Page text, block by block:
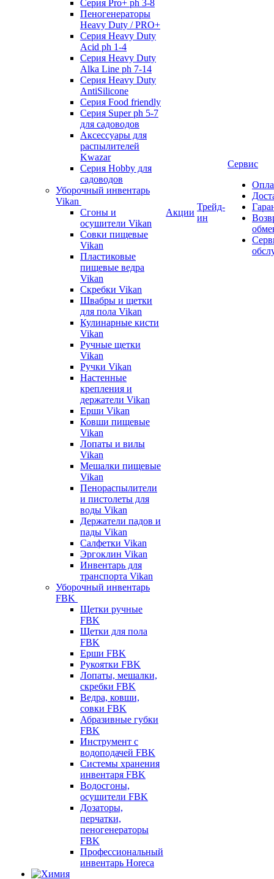
Серия Pro+ ph 3-8
Пеногенераторы
Heavy Duty / PRO+
Серия Heavy Duty
Acid ph 1-4
Серия Heavy Duty
Alka Line ph 7-14
Серия Heavy Duty
AntiSilicone
Серия Food friendly
Серия Super ph 5-7
для садоводов
Аксессуары для
распылителей
Kwazar
Серия Hobby для
садоводов
Уборочный инвентарь
Vikan
Сгоны и
осушители Vikan
Совки пищевые
Vikan
Пластиковые
пищевые ведра
Vikan
Скребки Vikan
Швабры и щетки
для пола Vikan
Кулинарные кисти
Vikan
Ручные щетки
Vikan
Ручки Vikan
Настенные
крепления и
держатели Vikan
Ерши Vikan
Ковши пищевые
Vikan
Лопаты и вилы
Vikan
Мешалки пищевые
Vikan
Пенораспылители
и пистолеты для
воды Vikan
Держатели падов и
пады Vikan
Салфетки Vikan
Эргоклин Vikan
Инвентарь для
транспорта Vikan
Уборочный инвентарь
FBK
Щетки ручные
FBK
Щетки для пола
FBK
Ерши FBK
Рукоятки FBK
Лопаты, мешалки,
скребки FBK
Ведра, ковши,
совки FBK
Абразивные губки
FBK
Инструмент с
водоподачей FBK
Системы хранения
инвентаря FBK
Водосгоны,
осушители FBK
Дозаторы,
перчатки,
пеногенераторы
FBK
Профессиональный
инвентарь Horeca
Акции
Трейд-
ин
Сервис